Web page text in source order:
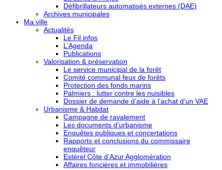
Défibrillateurs automatisés externes (DAE)
Archives municipales
Ma ville
Actualités
Le Fil infos
L’Agenda
Publications
Valorisation & préservation
Le service municipal de la forêt
Comité communal feux de forêts
Protection des fonds marins
Palmiers : lutter contre les nuisibles
Dossier de demande d’aide à l’achat d’un VAE
Urbanisme & Habitat
Campagne de ravalement
Les documents d’urbanisme
Enquêtes publiques et concertations
Rapports et conclusions du commissaire
enquêteur
Estérel Côte d’Azur Agglomération
Affaires foncières et immobilières